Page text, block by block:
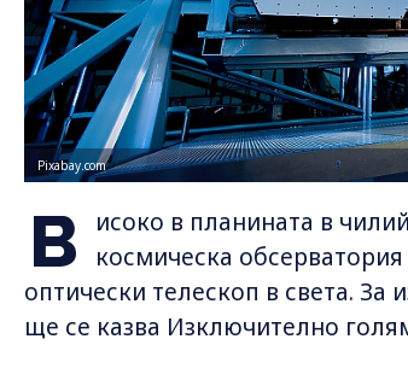
Pixabay.com
В
исоко в планината в
космическа
оптически телескоп в света.
ще се казва Изключително